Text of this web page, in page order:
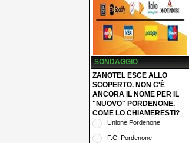
SONDAGGIO
ZANOTEL ESCE ALLO
SCOPERTO. NON C'È
ANCORA IL NOME PER IL
"NUOVO" PORDENONE.
COME LO CHIAMERESTI?
Unione Pordenone
F.C. Pordenone